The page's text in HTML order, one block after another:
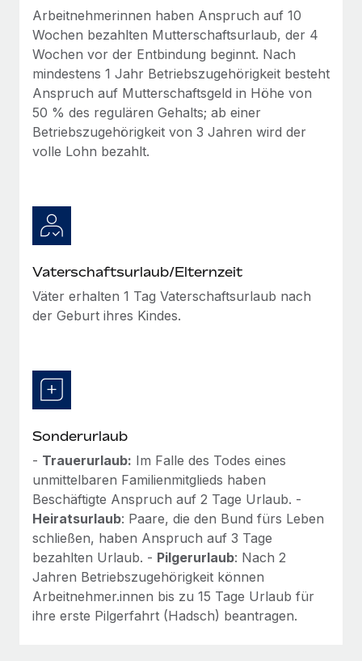
Arbeitnehmerinnen haben Anspruch auf 10
Wochen bezahlten Mutterschaftsurlaub, der 4
Wochen vor der Entbindung beginnt. Nach
mindestens 1 Jahr Betriebszugehörigkeit besteht
Anspruch auf Mutterschaftsgeld in Höhe von
50 % des regulären Gehalts; ab einer
Betriebszugehörigkeit von 3 Jahren wird der
volle Lohn bezahlt.
Vaterschaftsurlaub/Elternzeit
Väter erhalten 1 Tag Vaterschaftsurlaub nach
der Geburt ihres Kindes.
Sonderurlaub
- Trauerurlaub: Im Falle des Todes eines
unmittelbaren Familienmitglieds haben
Beschäftigte Anspruch auf 2 Tage Urlaub. -
Heiratsurlaub: Paare, die den Bund fürs Leben
schließen, haben Anspruch auf 3 Tage
bezahlten Urlaub. - Pilgerurlaub: Nach 2
Jahren Betriebszugehörigkeit können
Arbeitnehmer.innen bis zu 15 Tage Urlaub für
ihre erste Pilgerfahrt (Hadsch) beantragen.